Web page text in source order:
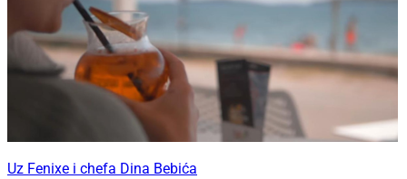
Uz Fenixe i chefa Dina Bebića